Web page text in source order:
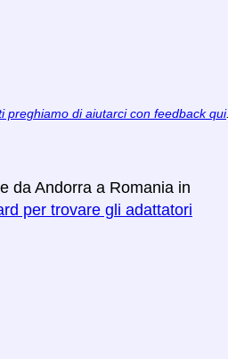
preghiamo di aiutarci con feedback qui.
da Andorra a Romania in
per trovare gli adattatori